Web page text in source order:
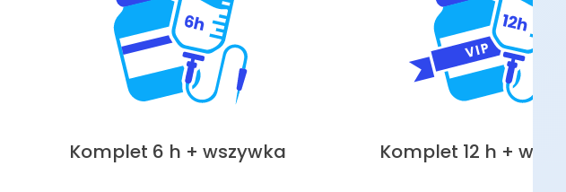
Komplet 6 h + wszywka Komplet 12 h +